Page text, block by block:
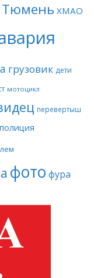
Тюмень ХМАО
грузовик дети
мотоцикл
перевертыш
полиция
фото фура